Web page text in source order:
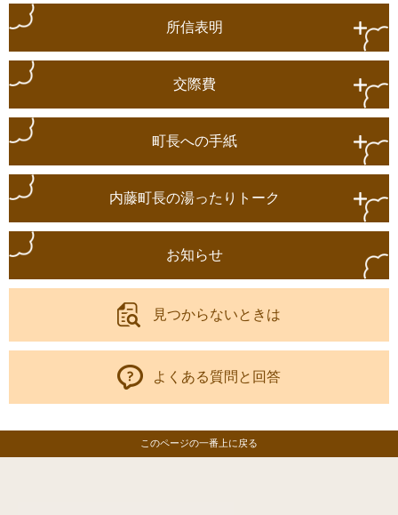
所信表明
交際費
町長への手紙
内藤町長の湯ったりトーク
お知らせ
見つからないときは
よくある質問と回答
このページの一番上に戻る